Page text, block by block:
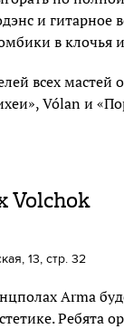
и гитарное
в клочья
всех мастей
Vólan и
Volchok
13, стр. 32
Arma
Ребята